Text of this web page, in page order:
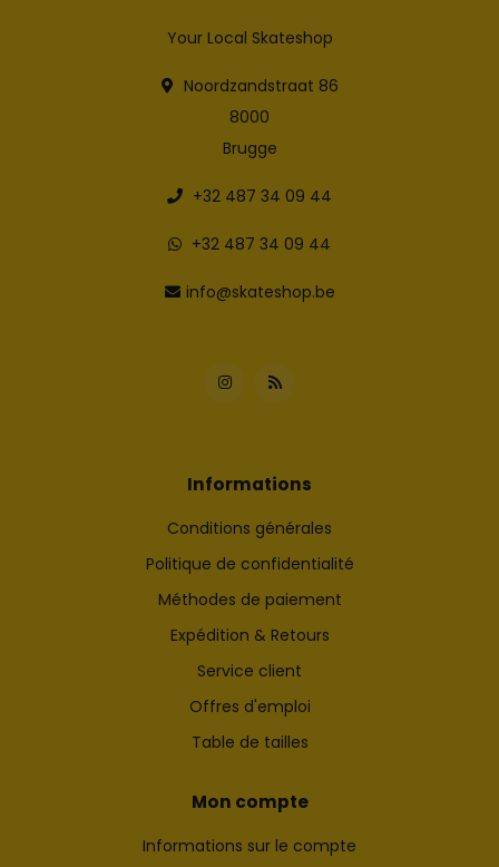
Your Local Skateshop
Noordzandstraat 86
8000
Brugge
+32 487 34 09 44
+32 487 34 09 44
info@skateshop.be
Informations
Conditions générales
Politique de confidentialité
Méthodes de paiement
Expédition & Retours
Service client
Offres d'emploi
Table de tailles
Mon compte
Informations sur le compte